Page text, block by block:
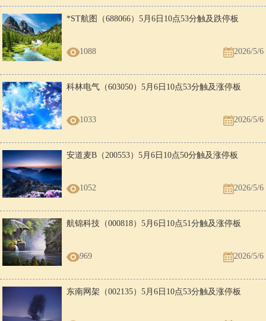
*ST航图（688066）5月6日10点53分触及跌停板
1088 2026/5/6
科林电气（603050）5月6日10点53分触及涨停板
1033 2026/5/6
安道麦B（200553）5月6日10点50分触及涨停板
1052 2026/5/6
航锦科技（000818）5月6日10点51分触及涨停板
969 2026/5/6
东南网架（002135）5月6日10点53分触及涨停板